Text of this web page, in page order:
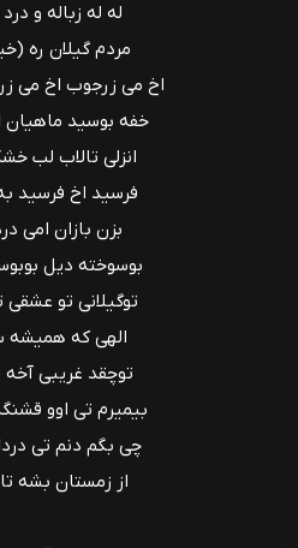
له له زباله و
مردم گیلان ره
اخ می زرجوب اخ می
خفه بوسید
انزلی تالاب لب
فرسید اخ فرسید
بزن بازان امی
بوسوخته دیل
توگیلانی تو
الهی که همیشه
توچقد غریبی آخه
بیمیرم تی اوو
چی بگم دنم تی
از زمستان بشه